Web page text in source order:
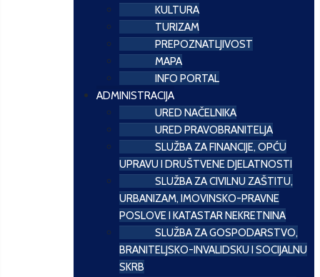
KULTURA
TURIZAM
PREPOZNATLJIVOST
MAPA
INFO PORTAL
ADMINISTRACIJA
URED NAČELNIKA
URED PRAVOBRANITELJA
SLUŽBA ZA FINANCIJE, OPĆU
UPRAVU I DRUŠTVENE DJELATNOSTI
SLUŽBA ZA CIVILNU ZAŠTITU,
URBANIZAM, IMOVINSKO-PRAVNE
POSLOVE I KATASTAR NEKRETNINA
SLUŽBA ZA GOSPODARSTVO,
BRANITELJSKO-INVALIDSKU I SOCIJALNU
SKRB